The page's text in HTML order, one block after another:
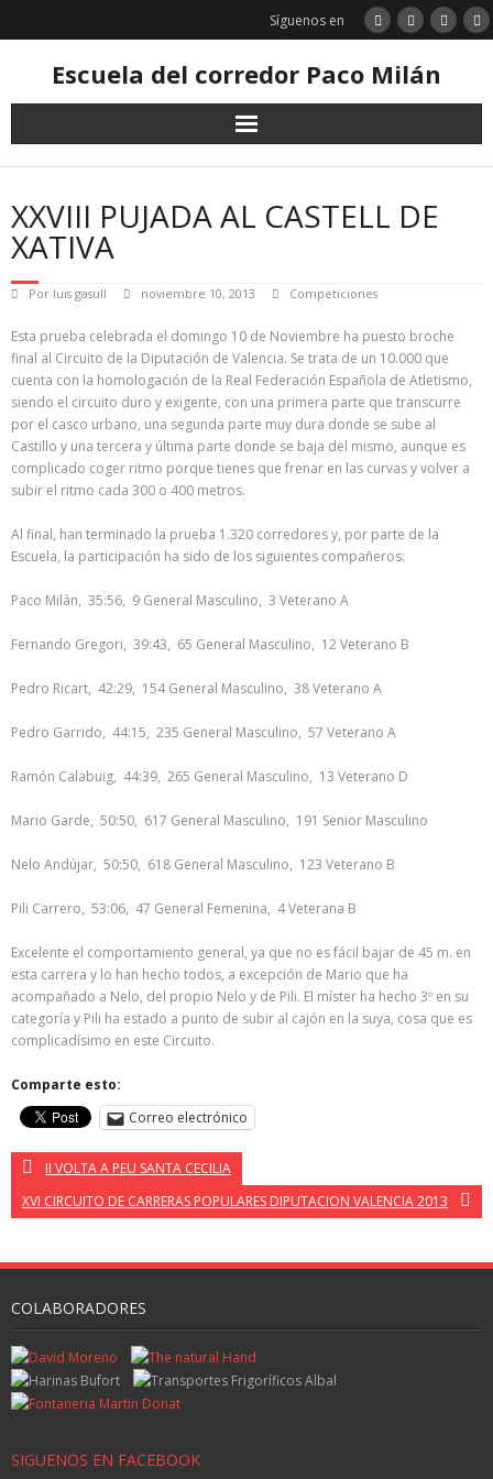
Síguenos en
Escuela del corredor Paco Milán
XXVIII PUJADA AL CASTELL DE
XATIVA
Por luis gasull noviembre 10, 2013 Competiciones
Esta prueba celebrada el domingo 10 de Noviembre ha puesto broche
final al Circuito de la Diputación de Valencia. Se trata de un 10.000 que
cuenta con la homologación de la Real Federación Española de Atletismo,
siendo el circuito duro y exigente, con una primera parte que transcurre
por el casco urbano, una segunda parte muy dura donde se sube al
Castillo y una tercera y última parte donde se baja del mismo, aunque es
complicado coger ritmo porque tienes que frenar en las curvas y volver a
subir el ritmo cada 300 o 400 metros.
Al final, han terminado la prueba 1.320 corredores y, por parte de la
Escuela, la participación ha sido de los siguientes compañeros:
Paco Milán, 35:56, 9 General Masculino, 3 Veterano A
Fernando Gregori, 39:43, 65 General Masculino, 12 Veterano B
Pedro Ricart, 42:29, 154 General Masculino, 38 Veterano A
Pedro Garrido, 44:15, 235 General Masculino, 57 Veterano A
Ramón Calabuig, 44:39, 265 General Masculino, 13 Veterano D
Mario Garde, 50:50, 617 General Masculino, 191 Senior Masculino
Nelo Andújar, 50:50, 618 General Masculino, 123 Veterano B
Pili Carrero, 53:06, 47 General Femenina, 4 Veterana B
Excelente el comportamiento general, ya que no es fácil bajar de 45 m. en
esta carrera y lo han hecho todos, a excepción de Mario que ha
acompañado a Nelo, del propio Nelo y de Pili. El míster ha hecho 3º en su
categoría y Pili ha estado a punto de subir al cajón en la suya, cosa que es
complicadísimo en este Circuito.
Comparte esto:
Correo electrónico
II VOLTA A PEU SANTA CECILIA
XVI CIRCUITO DE CARRERAS POPULARES DIPUTACION VALENCIA 2013
COLABORADORES
SIGUENOS EN FACEBOOK